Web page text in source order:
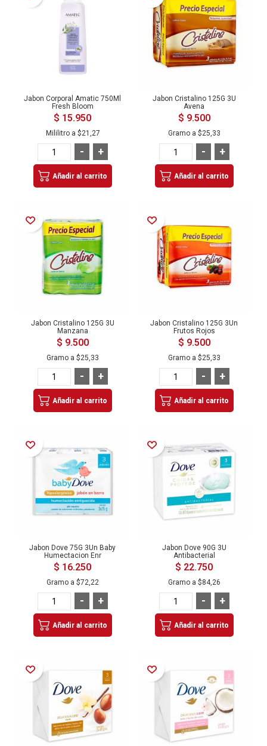
Jabon Corporal Amatic 750Ml
Fresh Bloom
$ 15.950
Mililitro a $21,27
+
-
Añadir al carrito
Jabon Cristalino 125G 3U
Avena
$ 9.500
Gramo a $25,33
+
-
Añadir al carrito
Añadir a la Lista de Deseos
Jabon Cristalino 125G 3U
Manzana
$ 9.500
Gramo a $25,33
+
-
Añadir al carrito
Añadir a la Lista de Deseos
Jabon Cristalino 125G 3Un
Frutos Rojos
$ 9.500
Gramo a $25,33
+
-
Añadir al carrito
Añadir a la Lista de Deseos
Jabon Dove 75G 3Un Baby
Humectacion Enr
$ 16.250
Gramo a $72,22
+
-
Añadir al carrito
Añadir a la Lista de Deseos
Jabon Dove 90G 3U
Antibacterial
$ 22.750
Gramo a $84,26
+
-
Añadir al carrito
Añadir a la Lista de Deseos Añadir a la Lista de Deseos